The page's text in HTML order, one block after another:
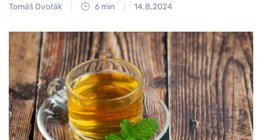
Tomáš Dvořák 6 min 14.8.2024